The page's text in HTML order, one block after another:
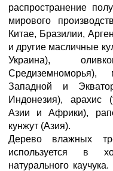
распространение
мирового
Китае, Бразилии,
и другие масличные
Украина),
Западной и
Индонезия), арахис
Азии и Африки),
кунжут (Азия).
Дерево влажных
используется в
натурального